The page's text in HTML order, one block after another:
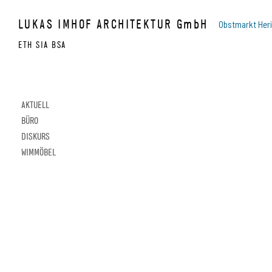
LUKAS IMHOF ARCHITEKTUR GmbH
ETH SIA BSA
AKTUELL
BÜRO
DISKURS
WIMMÖBEL
Obstmarkt